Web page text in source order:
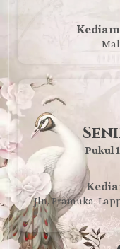
Pukul
Jln. Pramuka,